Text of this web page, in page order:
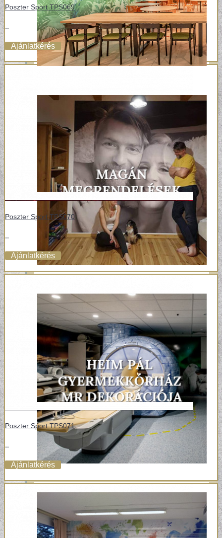
Poszter Sport TPS069
..
Ajánlatkérés
Poszter Sport TPS070
..
Ajánlatkérés
Poszter Sport TPS071
..
Ajánlatkérés